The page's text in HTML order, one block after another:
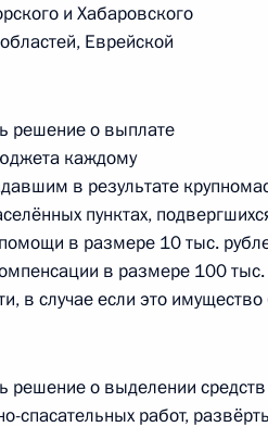
6 перечня поручений, данных
Президента
4, 5 перечня поручений,
Президента в
4 перечня поручений,
Президента
и Хабаровского
Еврейской
решение о выплате
каждому
в результате
пунктах,
в размере 10 тыс.
в размере 100 тыс.
в случае если это
решение о выделении
спасательных работ,